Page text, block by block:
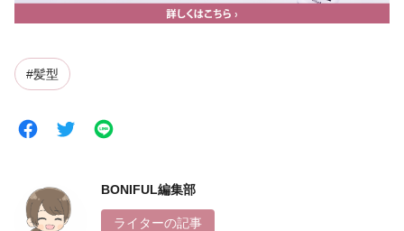
#髪型
BONIFUL編集部
ライターの記事